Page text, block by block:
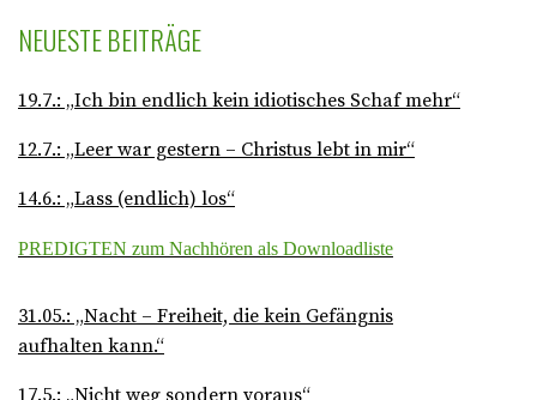
NEUESTE BEITRÄGE
19.7.: „Ich bin endlich kein idiotisches Schaf mehr“
12.7.: „Leer war gestern – Christus lebt in mir“
14.6.: „Lass (endlich) los“
PREDIGTEN zum Nachhören als Downloadliste
31.05.: „Nacht – Freiheit, die kein Gefängnis
aufhalten kann.“
17.5.: „Nicht weg sondern voraus“